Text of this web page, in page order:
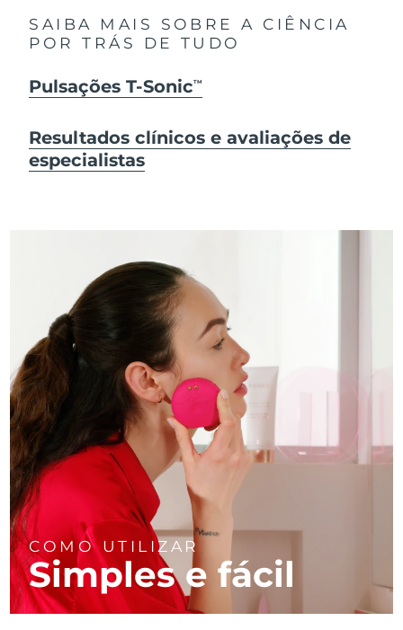
SAIBA MAIS SOBRE A CIÊNCIA
POR TRÁS DE TUDO
Pulsações T-SonicTM
Resultados clínicos e avaliações de
especialistas
COMO UTILIZAR
Simples e fácil